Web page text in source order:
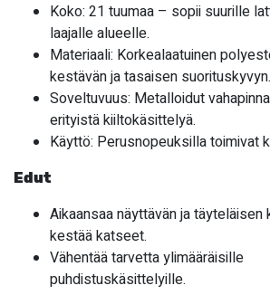
Koko: 21 tuumaa – sopii suurille
laajalle alueelle.
Materiaali: Korkealaatuinen
kestävän ja tasaisen suorituskyvyn.
Soveltuvuus: Metalloidut
erityistä kiiltokäsittelyä.
Käyttö: Perusnopeuksilla toimivat
Edut
Aikaansaa näyttävän ja täyteläisen
kestää katseet.
Vähentää tarvetta ylimääräisille
puhdistuskäsittelyille.